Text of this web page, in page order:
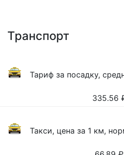
Транспорт
Тариф за посадку,
335.56
Такси, цена за 1 км,